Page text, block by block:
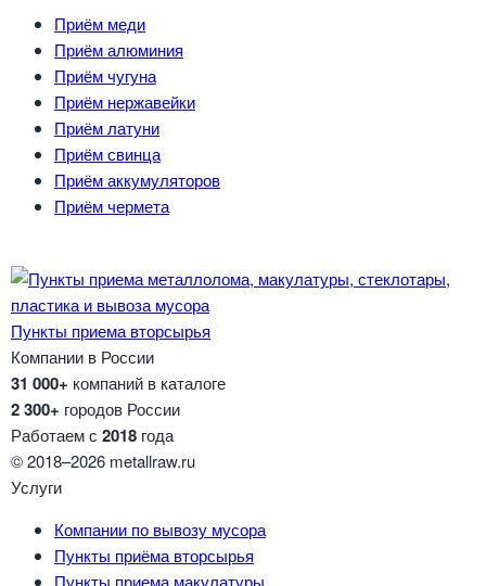
Приём меди
Приём алюминия
Приём чугуна
Приём нержавейки
Приём латуни
Приём свинца
Приём аккумуляторов
Приём чермета
Пункты приема вторсырья
Компании в России
31 000+ компаний в каталоге
2 300+ городов России
Работаем с 2018 года
© 2018–2026 metallraw.ru
Услуги
Компании по вывозу мусора
Пункты приёма вторсырья
Пункты приема макулатуры